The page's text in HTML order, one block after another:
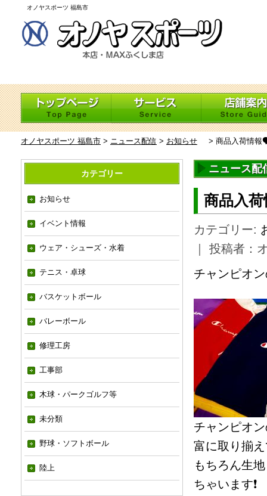
オノヤスポーツ 福島市
オノヤスポーツ 福島市 > ニュース配信 > お知らせ > 商品入荷情
カテゴリー
お知らせ
イベント情報
ウェア・シューズ・水着
テニス・卓球
バスケットボール
バレーボール
修理工房
工事部
木球・パークゴルフ等
未分類
野球・ソフトボール
陸上
ニュース配
商品入
カテゴリー:
｜ 投稿者：
チャンピオン
チャンピオ
富に取り揃え
もちろん生
ちゃいます❗️